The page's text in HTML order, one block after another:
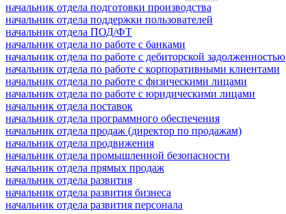
начальник отдела подготовки производства
начальник отдела поддержки пользователей
начальник отдела ПОД/ФТ
начальник отдела по работе с банками
начальник отдела по работе с дебиторской задолженностью
начальник отдела по работе с корпоративными клиентами
начальник отдела по работе с физическими лицами
начальник отдела по работе с юридическими лицами
начальник отдела поставок
начальник отдела программного обеспечения
начальник отдела продаж (директор по продажам)
начальник отдела продвижения
начальник отдела промышленной безопасности
начальник отдела прямых продаж
начальник отдела развития
начальник отдела развития бизнеса
начальник отдела развития персонала